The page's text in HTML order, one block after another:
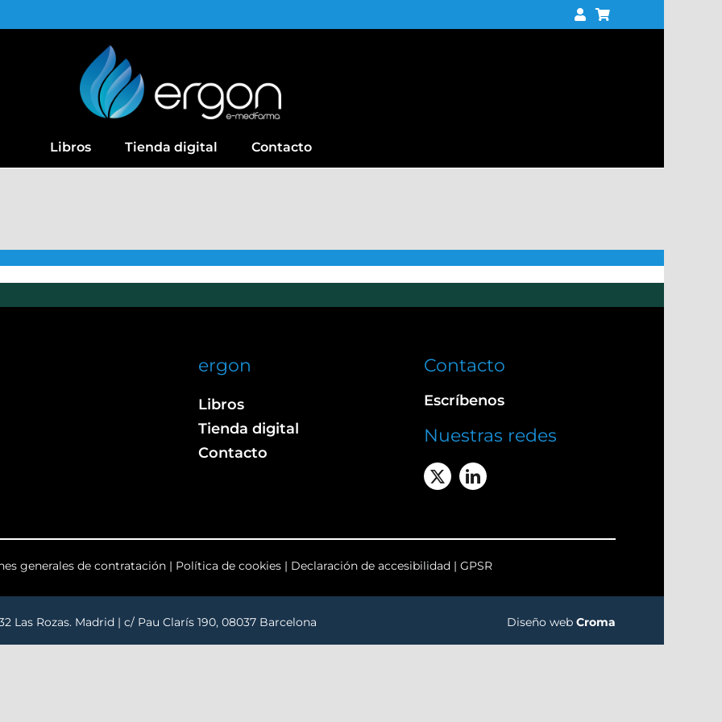
Libros Tienda digital Contacto
ergon
Libros
Tienda digital
Contacto
Contacto
Escríbenos
Nuestras redes
generales de contratación| Política de cookies| Declaración de accesibilidad| GPSR
Las Rozas. Madrid | c/ Pau Clarís 190, 08037 Barcelona Diseño webCroma